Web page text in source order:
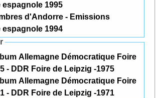
1995
d'Andorre - Emissions
1994
Allemagne Démocratique Foire
- DDR Foire de Leipzig -1975
Allemagne Démocratique Foire
- DDR Foire de Leipzig -1971